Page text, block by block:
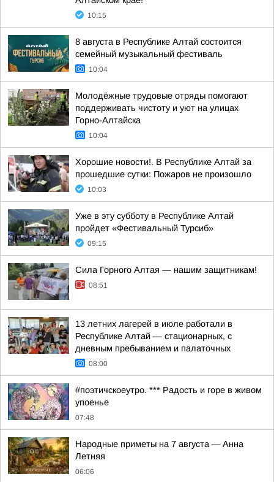
10:15
8 августа в Республике Алтай состоится
семейный музыкальный фестиваль
10:04
Молодёжные трудовые отряды помогают
поддерживать чистоту и уют на улицах
Горно-Алтайска
10:04
Хорошие новости!. В Республике Алтай за
прошедшие сутки: Пожаров не произошло
10:03
Уже в эту субботу в Республике Алтай
пройдет «Фестивальный Турсиб»
09:15
Сила Горного Алтая — нашим защитникам!
08:51
13 летних лагерей в июле работали в
Республике Алтай — стационарных, с
дневным пребыванием и палаточных
08:00
#поэтичскоеутро. *** Радость и горе в живом
упоенье
07:48
Hapoдныe пpимeты нa 7 aвгуcтa — Aннa
Лeтняя
06:06